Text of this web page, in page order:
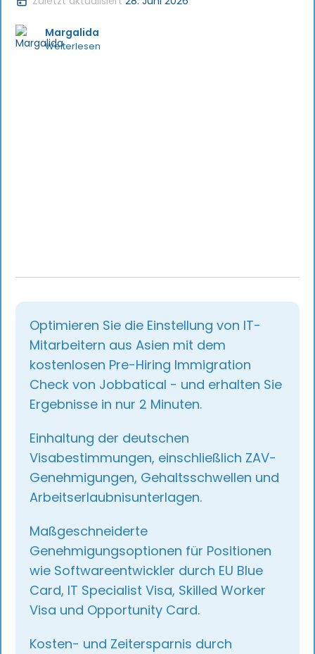
Margalida
Weiterlesen
Optimieren Sie die Einstellung von IT-
Mitarbeitern aus Asien mit dem
kostenlosen Pre-Hiring Immigration
Check von Jobbatical - und erhalten Sie
Ergebnisse in nur 2 Minuten.
Einhaltung der deutschen
Visabestimmungen, einschließlich ZAV-
Genehmigungen, Gehaltsschwellen und
Arbeitserlaubnisunterlagen.
Maßgeschneiderte
Genehmigungsoptionen für Positionen
wie Softwareentwickler durch EU Blue
Card, IT Specialist Visa, Skilled Worker
Visa und Opportunity Card.
Kosten- und Zeitersparnis durch